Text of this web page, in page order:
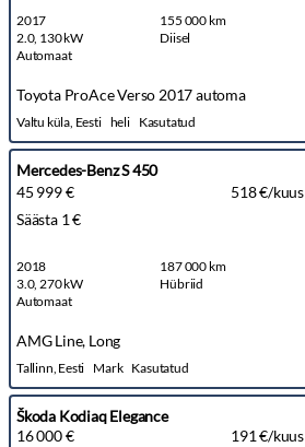
2017
155 000 km
2.0, 130 kW
Diisel
Automaat
Toyota ProAce Verso 2017 automa
Valtu küla, Eesti heli Kasutatud
Mercedes-Benz S 450
45 999 €
518 €/kuus
Säästa 1 €
2018
187 000 km
3.0, 270 kW
Hübriid
Automaat
AMG Line, Long
Tallinn, Eesti Mark Kasutatud
Škoda Kodiaq Elegance
16 000 €
191 €/kuus